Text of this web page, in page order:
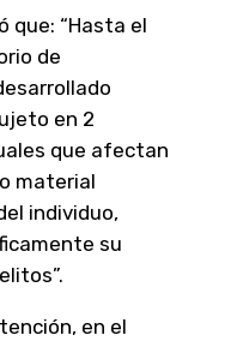
que: “Hasta el
de
en 2
que afectan
material
individuo,
su
en el